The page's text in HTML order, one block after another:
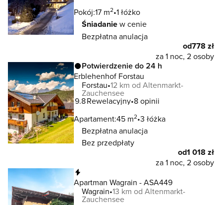
Pokój:17 m2 1 łóżko
Śniadaniew cenie
Bezpłatna anulacja
od778 zł
za 1 noc, 2 osoby
Potwierdzenie do 24 h
Erblehenhof Forstau
Forstau 12 km od Altenmarkt-
Zauchensee
9.8Rewelacyjny 8 opinii
Apartament:45 m2 3 łóżka
Bezpłatna anulacja
Bez przedpłaty
od1 018 zł
za 1 noc, 2 osoby
Apartman Wagrain - ASA449
Wagrain 13 km od Altenmarkt-
Zauchensee